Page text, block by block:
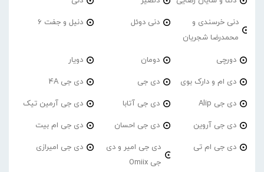
دنی خرسندی و
محمدرضا شجریان
دنی دوئل دنیل و جفت 6
دورچی دومان دویار
دی ام و دارک بوی دی جی دی جی 4A
دی جی Alip دی جی آتابا دی جی آرمین تیک
دی جی آروین دی جی احسان دی جی ام بیت
دی جی ام تی
دی جی امیر و دی
جی Omiix
دی جی امیرازی